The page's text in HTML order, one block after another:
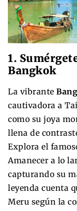
1.
Bangkok
La vibrante
cautivadora a
como su joya
llena de
Explora el
Amanecer a lo
capturando su
leyenda cuenta
Meru según la